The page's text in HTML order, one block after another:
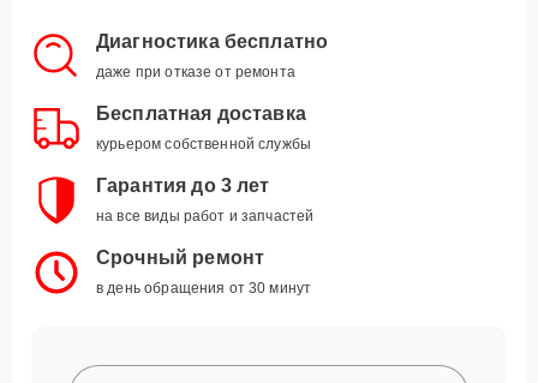
Диагностика бесплатно
даже при отказе от ремонта
Бесплатная доставка
курьером собственной службы
Гарантия до 3 лет
на все виды работ и запчастей
Срочный ремонт
в день обращения от 30 минут